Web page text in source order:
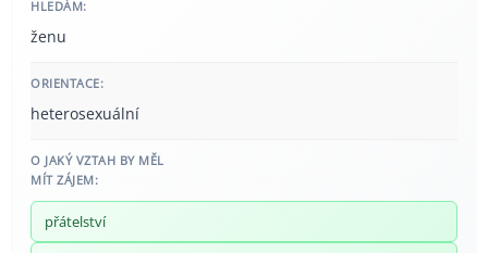
HLEDÁM:
ženu
ORIENTACE:
heterosexuální
O JAKÝ VZTAH BY MĚL
MÍT ZÁJEM:
přátelství